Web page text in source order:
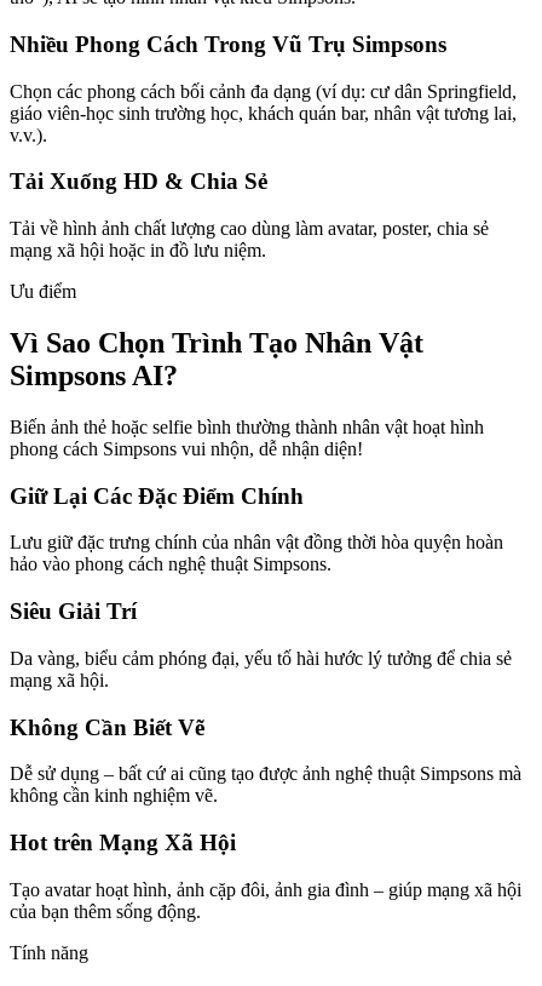
Nhiều Phong Cách Trong Vũ Trụ Simpsons
Chọn các phong cách bối cảnh đa dạng (ví dụ: cư dân Springfield,
giáo viên-học sinh trường học, khách quán bar, nhân vật tương lai,
v.v.).
Tải Xuống HD & Chia Sẻ
Tải về hình ảnh chất lượng cao dùng làm avatar, poster, chia sẻ
mạng xã hội hoặc in đồ lưu niệm.
Ưu điểm
Vì Sao Chọn Trình Tạo Nhân Vật
Simpsons AI?
Biến ảnh thẻ hoặc selfie bình thường thành nhân vật hoạt hình
phong cách Simpsons vui nhộn, dễ nhận diện!
Giữ Lại Các Đặc Điểm Chính
Lưu giữ đặc trưng chính của nhân vật đồng thời hòa quyện hoàn
hảo vào phong cách nghệ thuật Simpsons.
Siêu Giải Trí
Da vàng, biểu cảm phóng đại, yếu tố hài hước lý tưởng để chia sẻ
mạng xã hội.
Không Cần Biết Vẽ
Dễ sử dụng – bất cứ ai cũng tạo được ảnh nghệ thuật Simpsons mà
không cần kinh nghiệm vẽ.
Hot trên Mạng Xã Hội
Tạo avatar hoạt hình, ảnh cặp đôi, ảnh gia đình – giúp mạng xã hội
của bạn thêm sống động.
Tính năng